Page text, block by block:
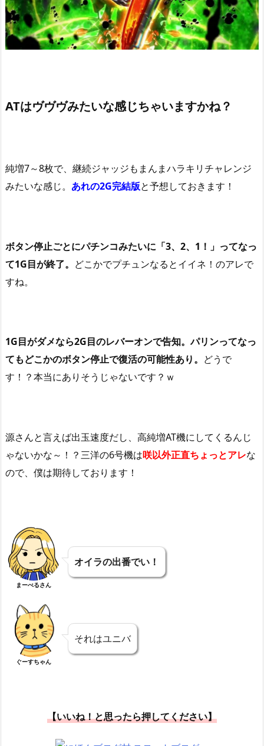
ATはヴヴヴみたいな感じちゃいますかね？
純増7～8枚で、継続ジャッジもまんまハラキリチャレンジ
みたいな感じ。 あれの2G完結版と予想しておきます！
ボタン停止ごとにパチンコみたいに「3、2、1！」ってなっ
て1G目が終了。 どこかでプチュンなるとイイネ！のアレで
すね。
1G目がダメなら2G目のレバーオンで告知。パリンってなっ
てもどこかのボタン停止で復活の可能性あり。 どうで
す！？本当にありそうじゃないです？ｗ
源さんと言えば出玉速度だし、高純増AT機にしてくるんじ
ゃないかな～！？三洋の6号機は咲以外正直ちょっとアレな
ので、僕は期待しております！
まーべるさん
オイラの出番でい！
ぐーすちゃん
それはユニバ
【いいね！と思ったら押してください】